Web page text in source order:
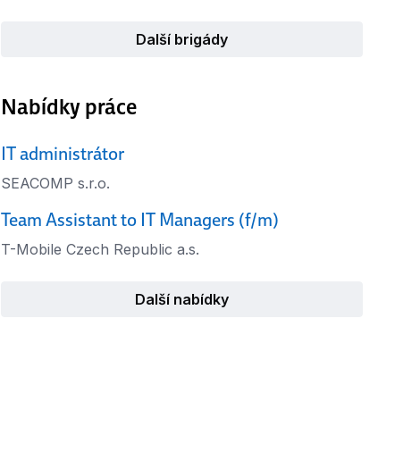
Další brigády
Nabídky práce
IT administrátor
SEACOMP s.r.o.
Team Assistant to IT Managers (f/m)
T-Mobile Czech Republic a.s.
Další nabídky